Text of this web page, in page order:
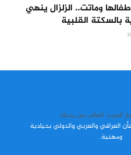
وماتت.. الزلزال ينهي
بالسكتة القلبية
العراقي والعربي والدولي بحيادية
ومهنية.